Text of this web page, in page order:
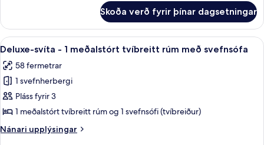
rúm
-
stórt
rúm
Skoða verð fyrir þínar dagsetningar
Skoða
allar
myndir
fyrir
Deluxe-
svíta
-
1
Deluxe-svíta - 1 meðalstórt tvíbreitt
5
Deluxe-svíta - 1 meðalstórt tvíbreitt rúm með svefnsófa
58 fermetrar
1 svefnherbergi
Pláss fyrir 3
1 meðalstórt tvíbreitt rúm og 1 svefnsófi (tvíbreiður)
Nánari upplýsingar
Nánari